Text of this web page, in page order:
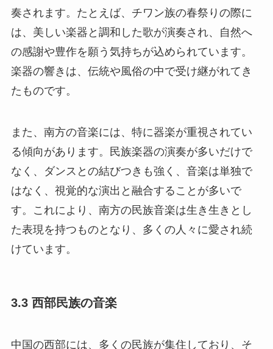
奏されます。たとえば、チワン族の春祭りの際に
は、美しい楽器と調和した歌が演奏され、自然へ
の感謝や豊作を願う気持ちが込められています。
楽器の響きは、伝統や風俗の中で受け継がれてき
たものです。
また、南方の音楽には、特に器楽が重視されてい
る傾向があります。民族楽器の演奏が多いだけで
なく、ダンスとの結びつきも強く、音楽は単独で
はなく、視覚的な演出と融合することが多いで
す。これにより、南方の民族音楽は生き生きとし
た表現を持つものとなり、多くの人々に愛され続
けています。
3.3 西部民族の音楽
中国の西部には、多くの民族が集住しており、そ